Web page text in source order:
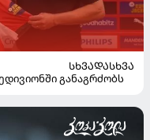
ᲡᲮᲕᲐᲓᲐᲡᲮᲕᲐ
განაგრძობს